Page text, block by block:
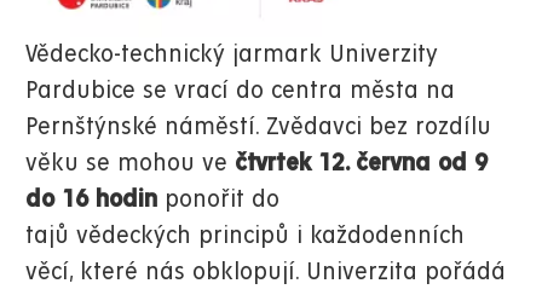
Vědecko-technický jarmark Univerzity
Pardubice se vrací do centra města na
Pernštýnské náměstí. Zvědavci bez rozdílu
věku se mohou ve čtvrtek 12. června od 9
do 16 hodin ponořit do
tajů vědeckých principů i každodenních
věcí, které nás obklopují. Univerzita pořádá